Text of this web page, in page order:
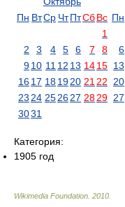
Пн ВтСр ЧтПтСбВс
1
2
3 4 5 6 7
8
910 11 12 13 1415
1617 181920 21 22
23 24 252627 2829
3031
Пн
6
13
20
27
Категория:
1905 год
Wikimedia Foundation 2010